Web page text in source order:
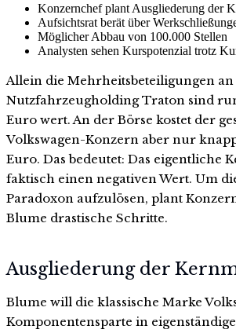
Konzernchef plant Ausgliederung der
Aufsichtsrat berät über
Möglicher Abbau von 100.000 Stellen
Analysten sehen Kurspotenzial trotz
Allein die Mehrheitsbeteiligungen
Nutzfahrzeugholding Traton sind
Euro wert. An der Börse kostet der
Volkswagen-Konzern aber nur
Euro. Das bedeutet: Das eigentliche
faktisch einen negativen Wert. Um
Paradoxon aufzulösen, plant
Blume drastische Schritte.
Ausgliederung der
Blume will die klassische Marke
Komponentensparte in